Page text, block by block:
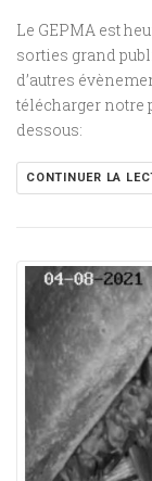
Le GEPMA est
sorties grand
d’autres
télécharger notre
dessous:
CONTINUER LA